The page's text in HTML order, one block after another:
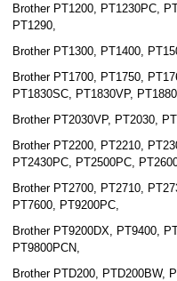
Brother PT1200, PT1230PC,
PT1290,
Brother PT1300, PT1400,
Brother PT1700, PT1750,
PT1830SC, PT1830VP,
Brother PT2030VP, PT2030,
Brother PT2200, PT2210,
PT2430PC, PT2500PC,
Brother PT2700, PT2710,
PT7600, PT9200PC,
Brother PT9200DX, PT9400,
PT9800PCN,
Brother PTD200, PTD200BW,